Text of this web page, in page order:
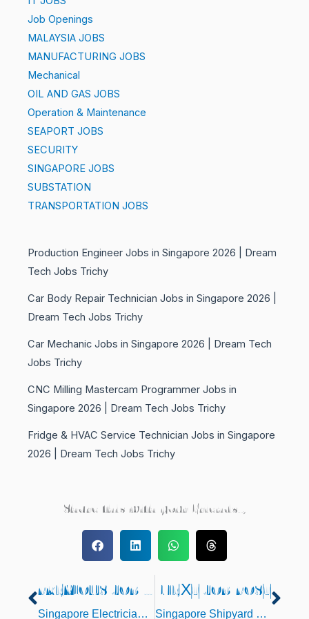
Job Openings
MALAYSIA JOBS
MANUFACTURING JOBS
Mechanical
OIL AND GAS JOBS
Operation & Maintenance
SEAPORT JOBS
SECURITY
SINGAPORE JOBS
SUBSTATION
TRANSPORTATION JOBS
Production Engineer Jobs in Singapore 2026 | Dream
Tech Jobs Trichy
Car Body Repair Technician Jobs in Singapore 2026 |
Dream Tech Jobs Trichy
Car Mechanic Jobs in Singapore 2026 | Dream Tech
Jobs Trichy
CNC Milling Mastercam Programmer Jobs in
Singapore 2026 | Dream Tech Jobs Trichy
Fridge & HVAC Service Technician Jobs in Singapore
2026 | Dream Tech Jobs Trichy
Share this with your Friends..,
Prev PREVIOUS JOB POST
Singapore Electrician Job Vacancy 2026 – PCM Permit Instrument Technician Jobs in Singapore | Dream Tech Jobs
NEXT JOB POST
Singapore Shipyard Diver Jobs 2026